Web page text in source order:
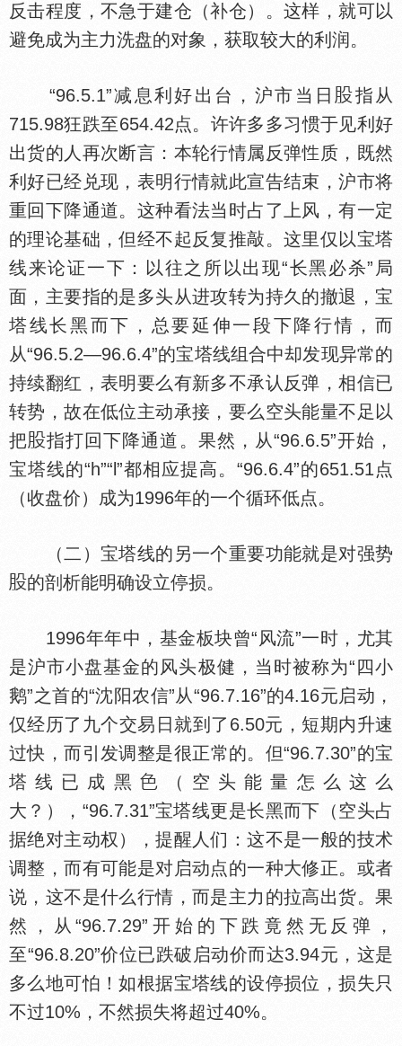
反击程度，不急于建仓（补仓）。这样，就可以
避免成为主力洗盘的对象，获取较大的利润。
“96.5.1”减息利好出台，沪市当日
指从
715.98狂跌至654.42点。许许多多习惯于见利好
出货的人再次断言：本轮行情属反弹
质，既然
利好已经兑现，表明行情就此宣告结束，沪市将
重回下降通道。这种看法当时占了上风，有一定
的理论基础，但经不起反复推敲。这里仅以宝塔
线来论证一下：以往之所以出现“长黑必杀”局
面，主要指的是多头从进攻转为持久的撤退，宝
塔线长黑而下，总要延伸一段下降行情，而
从“96.5.2—96.6.4”的宝塔线组合中却发现异常的
持续翻红，表明要么有新多不承认反弹，相信已
转势，故在低位主动承接，要么空头能量不足以
把
指打回下降通道。果然，从“96.6.5”开始，
宝塔线的“h”“l”都相应提高。“96.6.4”的651.51点
（收盘价）成为1996年的一个循环低点。
（二）宝塔线的另一个重要功能就是对强势
的剖析能明确设立停损。
1996年年中，基金板块曾“风流”一时，尤其
是沪市小盘基金的风头极健，当时被称为“四小
鹅”之首的“沈阳农信”从“96.7.16”的4.16元启动，
仅经历了九个交易日就到了6.50元，短期内升速
过快，而引发调整是很正常的。但“96.7.30”的宝
塔线已成黑
（空头能量怎么这么
大？），“96.7.31”宝塔线更是长黑而下（空头占
据绝对主动权），提醒人们：这不是一般的技术
调整，而有可能是对启动点的一种大修正。或者
说，这不是什么行情，而是主力的拉高出货。果
然，从“96.7.29”开始的下跌竟然无反弹，
至“96.8.20”价位已跌破启动价而达3.94元，这是
多么地可怕！如根据宝塔线的设停损位，损失只
不过10%，不然损失将超过40%。